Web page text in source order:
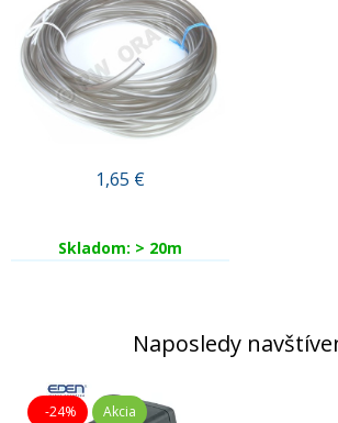
1,65 €
Skladom: > 20m
Naposledy
-24% Akcia